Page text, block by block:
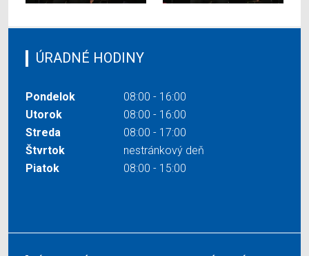
ÚRADNÉ HODINY
Pondelok
08:00 - 16:00
Utorok
08:00 - 16:00
Streda
08:00 - 17:00
Štvrtok
nestránkový deň
Piatok
08:00 - 15:00